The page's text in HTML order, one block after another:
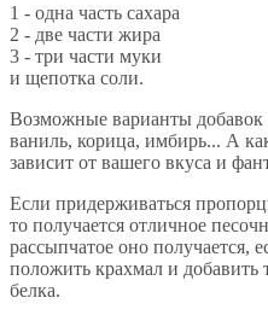
1 - одна часть сахара
2 - две части жира
3 - три части муки
и щепотка соли.
Возможные варианты добавок
ваниль, корица, имбирь... А
зависит от вашего вкуса и
Если придерживаться
то получается отличное
рассыпчатое оно получается,
положить крахмал и добавить
белка.